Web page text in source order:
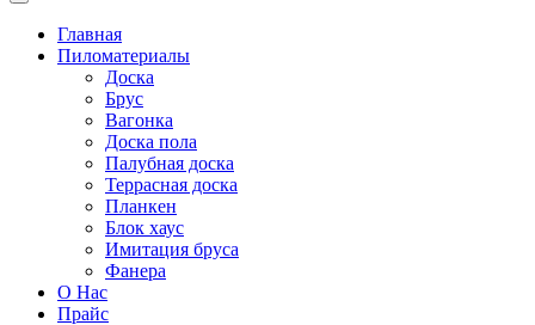
Главная
Пиломатериалы
Доска
Брус
Вагонка
Доска пола
Палубная доска
Террасная доска
Планкен
Блок хаус
Имитация бруса
Фанера
О Нас
Прайс